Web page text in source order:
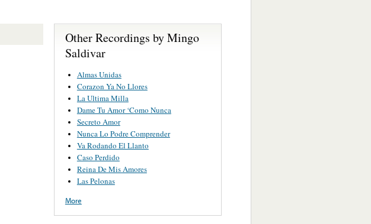
Other Recordings by Mingo
Saldivar
Almas Unidas
Corazon Ya No Llores
La Ultima Milla
Dame Tu Amor ‘Como Nunca
Secreto Amor
Nunca Lo Podre Comprender
Va Rodando El Llanto
Caso Perdido
Reina De Mis Amores
Las Pelonas
More